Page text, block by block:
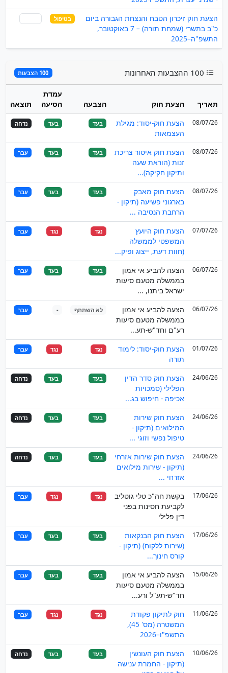
הצעת חוק זיכרון הטבח והנצחת הגבורה ביום
כ"ב בתשרי (שמחת תורה) – 7 באוקטובר,
התשפ"ה–2025
בטיפול
100 הצבעות
תאריך הצעת חוק הצבעה
עמדת
הסיעה
תוצאה
08/07/26
הצעת חוק-יסוד: מגילת
העצמאות
בעד בעד נדחה
08/07/26
הצעת חוק איסור צריכת
זנות (הוראת שעה
ותיקון חקיקה)...
בעד בעד עבר
08/07/26
הצעת חוק מאבק
בארגוני פשיעה (תיקון -
הרחבת הנסיבה ...
בעד בעד עבר
07/07/26
הצעת חוק היועץ
המשפטי לממשלה
(חוות דעת, ייצוג ופיק...
נגד נגד עבר
06/07/26
הצעה להביע אי אמון
בממשלה מטעם סיעות
ישראל ביתנו, ...
בעד בעד עבר
06/07/26
הצעה להביע אי אמון
בממשלה מטעם סיעות
רע"ם וחד"ש-תע...
לא השתתף - עבר
01/07/26
הצעת חוק-יסוד: לימוד
תורה
נגד נגד עבר
24/06/26
הצעת חוק סדר הדין
הפלילי (סמכויות
אכיפה - חיפוש בג...
בעד בעד נדחה
24/06/26
הצעת חוק שירות
המילואים (תיקון -
טיפול נפשי וזוגי ...
בעד בעד נדחה
24/06/26
הצעת חוק שירות אזרחי
(תיקון - שירות מילואים
אזרחי ...
בעד בעד נדחה
17/06/26
בקשת חה"כ טלי גוטליב
לקביעת חסינות בפני
דין פלילי
נגד נגד עבר
17/06/26
הצעת חוק הבנקאות
(שירות ללקוח) (תיקון -
קורס חינוך...
בעד בעד עבר
15/06/26
הצעה להביע אי אמון
בממשלה מטעם סיעות
חד"ש-תע"ל ורע...
בעד בעד עבר
11/06/26
חוק לתיקון פקודת
המשטרה (מס' 45),
התשפ"ו–2026
נגד נגד עבר
10/06/26
הצעת חוק העונשין
(תיקון - החמרת ענישה
בעד בעד נדחה